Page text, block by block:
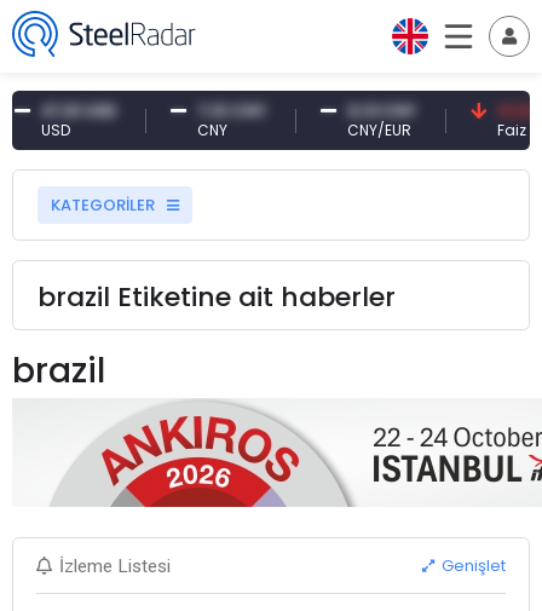
47,61 USD
USD
7,10 CNY
CNY
0,13 CNY
CNY/EUR
41,53
Faiz
KATEGORİLER
brazil Etiketine ait haberler
brazil
İzleme Listesi Genişlet